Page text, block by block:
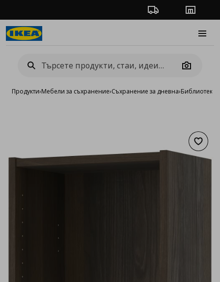
Проследяване на
Camera
Продукти›Мебели за съхранение›Съхранение за дневна›Библиотеки